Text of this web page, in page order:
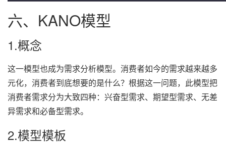
六、KANO模型
1.概念
这一模型也成为需求分析模型。消费者如今的需求越来越多
元化，消费者到底想要的是什么？根据这一问题，此模型把
消费者需求分为大致四种：兴奋型需求、期望型需求、无差
异需求和必备型需求。
2.模型模板